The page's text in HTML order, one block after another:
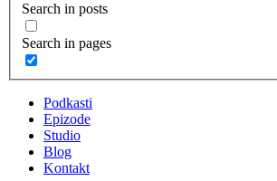
Search in posts
Search in pages
Podkasti
Epizode
Studio
Blog
Kontakt